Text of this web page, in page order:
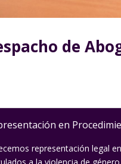
de
en
representación legal